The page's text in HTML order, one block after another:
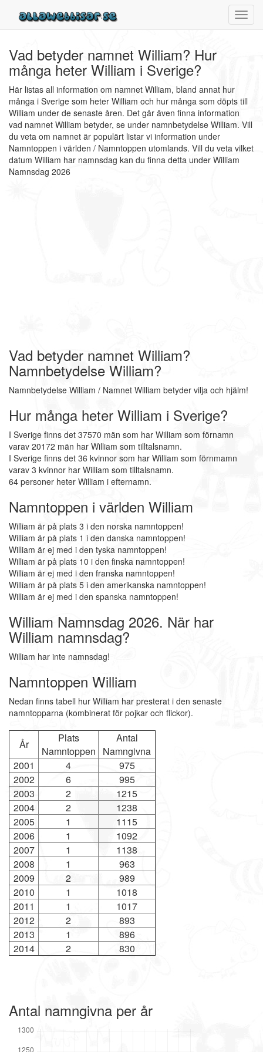
Vad betyder namnet William? Hur
många heter William i Sverige?
Här listas all information om namnet William, bland annat hur
många i Sverige som heter William och hur många som döpts till
William under de senaste åren. Det går även finna information
vad namnet William betyder, se under namnbetydelse William. Vill
du veta om namnet är populärt listar vi information under
Namntoppen i världen / Namntoppen utomlands. Vill du veta vilket
datum William har namnsdag kan du finna detta under William
Namnsdag 2026
Vad betyder namnet William?
Namnbetydelse William?
Namnbetydelse William / Namnet William betyder vilja och hjälm!
Hur många heter William i Sverige?
I Sverige finns det 37570 män som har William som förnamn
varav 20172 män har William som tilltalsnamn.
I Sverige finns det 36 kvinnor som har William som förnmamn
varav 3 kvinnor har William som tilltalsnamn.
64 personer heter William i efternamn.
Namntoppen i världen William
William är på plats 3 i den norska namntoppen!
William är på plats 1 i den danska namntoppen!
William är ej med i den tyska namntoppen!
William är på plats 10 i den finska namntoppen!
William är ej med i den franska namntoppen!
William är på plats 5 i den amerikanska namntoppen!
William är ej med i den spanska namntoppen!
William Namnsdag 2026. När har
William namnsdag?
William har inte namnsdag!
Namntoppen William
Nedan finns tabell hur William har presterat i den senaste
namntopparna (kombinerat för pojkar och flickor).
År
Plats
Namntoppen
Antal
Namngivna
2001
4
975
2002
6
995
2003
2
1215
2004
2
1238
2005
1
1115
2006
1
1092
2007
1
1138
2008
1
963
2009
2
989
2010
1
1018
2011
1
1017
2012
2
893
2013
1
896
2014
2 830
Antal namngivna per år